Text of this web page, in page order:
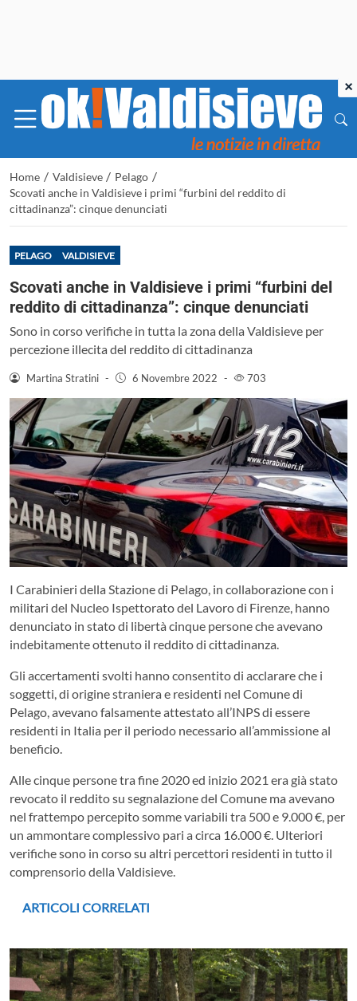
Home / Valdisieve / Pelago /
Scovati anche in Valdisieve i primi “furbini del reddito di
cittadinanza”: cinque denunciati
PELAGO VALDISIEVE
Scovati anche in Valdisieve i primi “furbini del
reddito di cittadinanza”: cinque denunciati
Sono in corso verifiche in tutta la zona della Valdisieve per
percezione illecita del reddito di cittadinanza
Martina Stratini - 6 Novembre 2022 - 703
I Carabinieri della Stazione di Pelago, in collaborazione con i
militari del Nucleo Ispettorato del Lavoro di Firenze, hanno
denunciato in stato di libertà cinque persone che avevano
indebitamente ottenuto il reddito di cittadinanza.
Gli accertamenti svolti hanno consentito di acclarare che i
soggetti, di origine straniera e residenti nel Comune di
Pelago, avevano falsamente attestato all’INPS di essere
residenti in Italia per il periodo necessario all’ammissione al
beneficio.
Alle cinque persone tra fine 2020 ed inizio 2021 era già stato
revocato il reddito su segnalazione del Comune ma avevano
nel frattempo percepito somme variabili tra 500 e 9.000 €, per
un ammontare complessivo pari a circa 16.000 €. Ulteriori
verifiche sono in corso su altri percettori residenti in tutto il
comprensorio della Valdisieve.
ARTICOLI CORRELATI
×